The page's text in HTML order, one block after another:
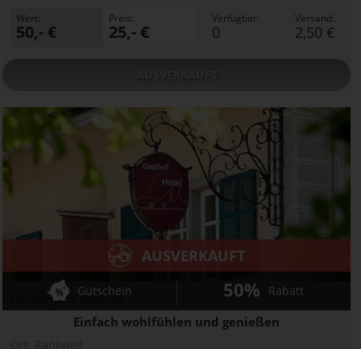
Wert:
50,- €
Preis:
25,- €
Verfügbar:
0
Versand:
2,50 €
Herburger's Mohren
Einfach wohlfühlen und genießen
AUSVERKAUFT
Gutschein 50% Rabatt